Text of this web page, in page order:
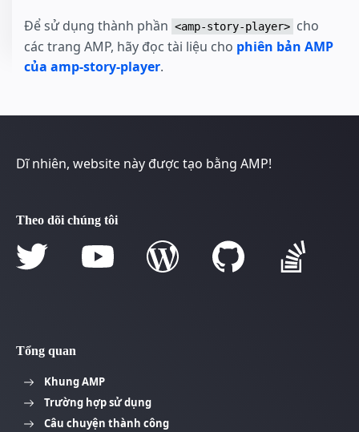
Để sử dụng thành phần <amp-story-player> cho
các trang AMP, hãy đọc tài liệu cho phiên bản AMP
của amp-story-player.
Dĩ nhiên, website này được tạo bằng AMP!
Theo dõi chúng tôi
Tổng quan
Khung AMP
Trường hợp sử dụng
Câu chuyện thành công